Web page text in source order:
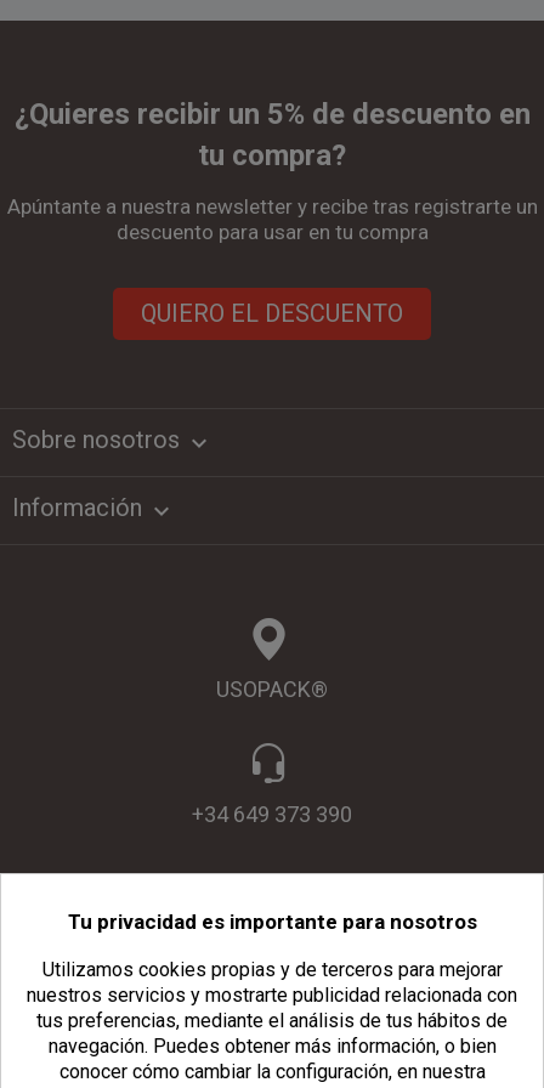
¿Quieres recibir un 5% de descuento en
tu compra?
Apúntante a nuestra newsletter y recibe tras registrarte un
descuento para usar en tu compra
QUIERO EL DESCUENTO
Sobre nosotros keyboard_arrow_down
Información 
USOPACK®
+34 649 373 390
info@usopack.com
Tu privacidad es importante para nosotros
Utilizamos cookies propias y de terceros para mejorar
nuestros servicios y mostrarte publicidad relacionada con
tus preferencias, mediante el análisis de tus hábitos de
navegación. Puedes obtener más información, o bien
conocer cómo cambiar la configuración, en nuestra